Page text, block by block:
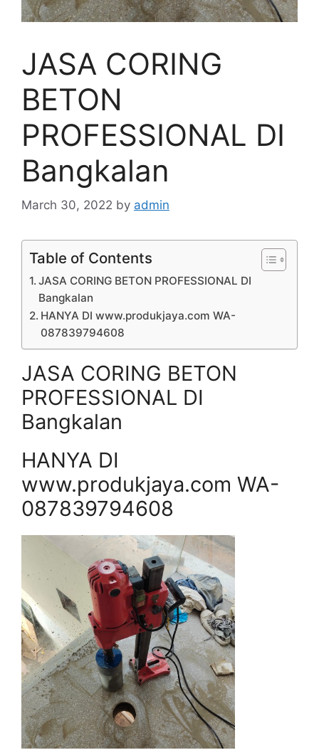
JASA CORING
BETON
PROFESSIONAL DI
Bangkalan
March 30, 2022 by admin
Table of Contents
JASA CORING BETON PROFESSIONAL DI
Bangkalan
HANYA DI www.produkjaya.com WA-
087839794608
JASA CORING BETON
PROFESSIONAL DI
Bangkalan
HANYA DI
www.produkjaya.com WA-
087839794608